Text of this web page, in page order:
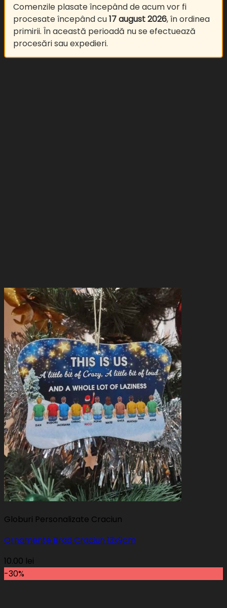
Comenzile plasate începând de acum vor fi
procesate începând cu17 august 2026, în ordinea
primirii. În această perioadă nu se efectuează
procesări sau expedieri.
Globuri Personalizate Craciun
Ornamente Brad Craciun 13x9cm
10.00 lei
-30%